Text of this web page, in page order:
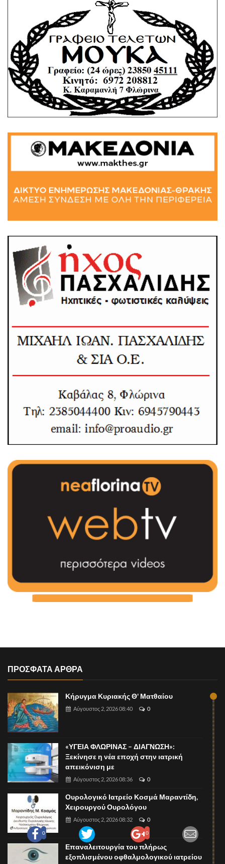
0 0
ΠΡΟΣΦΑΤΑ ΑΡΘΡΑ
Κήρυγμα Κυριακής Θ' Ματθαίου
Αύγουστος 2, 2026 08:40 0
«ΥΓΕΙΑ ΦΛΩΡΙΝΑΣ – ΔΙΑΓΝΩΣΗ»:
Ξεκίνησε η νέα εποχή στην ιατρική
απεικόνιση με
Αύγουστος 2, 2026 08:36 0
Ουρολογικό Ιατρείο Κοσμά Μαραντίδη,
Χειρουργού Ουρολόγου
Αύγουστος 2, 2026 08:32 0
Επαναλειτουργία του πλήρως
εξοπλισμένου οφθαλμολογικού ιατρείου